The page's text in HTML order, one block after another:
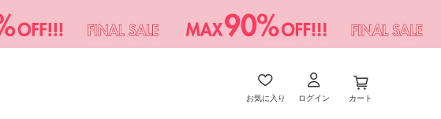
お気に入り ログイン カート